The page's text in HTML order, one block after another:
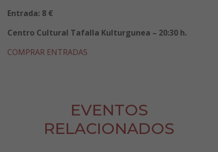
Entrada: 8 €
Centro Cultural Tafalla Kulturgunea – 20:30 h.
COMPRAR ENTRADAS
EVENTOS
RELACIONADOS